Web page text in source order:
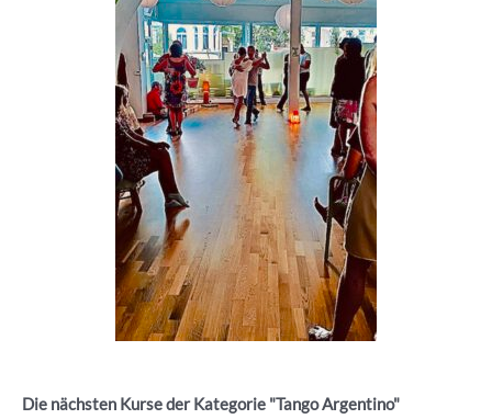
Die nächsten Kurse der Kategorie "Tango Argentino"